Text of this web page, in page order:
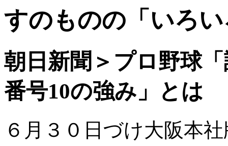
すのものの「いろ
朝日新聞＞プロ野球
番号10の強み」とは
６月３０日づけ大阪本